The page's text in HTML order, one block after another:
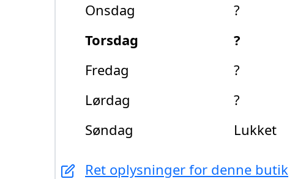
Onsdag
?
Torsdag
?
Fredag
?
Lørdag
?
Søndag
Lukket
Ret oplysninger for denne butik